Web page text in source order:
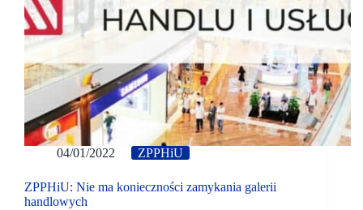
04/01/2022 ZPPHiU
ZPPHiU: Nie ma konieczności zamykania galerii
handlowych